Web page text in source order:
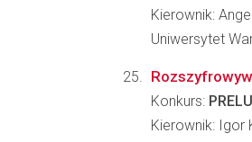
Kierownik:
Uniwersytet
Konkurs:
Kierownik: Igor